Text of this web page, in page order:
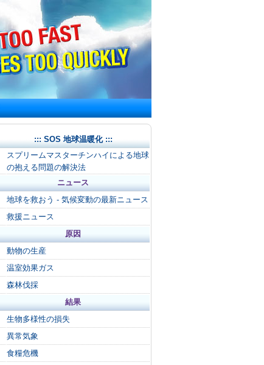
::: SOS 地球温暖化 :::
スプリームマスターチンハイによる地球
の抱える問題の解決法
ニュース
地球を救おう - 気候変動の最新ニュース
救援ニュース
原因
動物の生産
温室効果ガス
森林伐採
結果
生物多様性の損失
異常気象
食糧危機